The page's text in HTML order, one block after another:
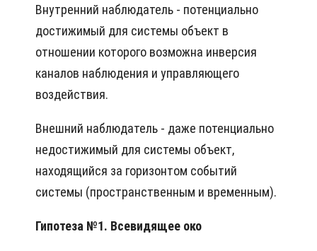
Внутренний наблюдатель - потенциально
достижимый для системы объект в
отношении которого возможна инверсия
каналов наблюдения и управляющего
воздействия.
Внешний наблюдатель - даже потенциально
недостижимый для системы объект,
находящийся за горизонтом событий
системы (пространственным и временным).
Гипотеза №1. Всевидящее око